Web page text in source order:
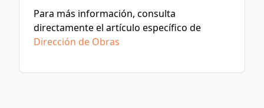
Para más información, consulta
directamente el artículo específico de
Dirección de Obras